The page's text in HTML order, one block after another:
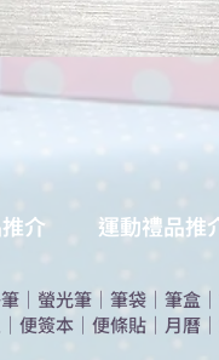
介 運動禮品推
｜ 螢光筆 ｜ 筆袋 ｜ 筆盒 ｜
｜ 便簽本 ｜ 便條貼 ｜ 月曆 ｜